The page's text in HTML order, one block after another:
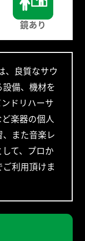
鏡あり
、良質なサウ
備、機材を
ドリハーサ
楽器の個人
また音楽レ
て、プロか
利用頂けま